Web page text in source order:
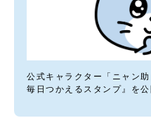
公式キャラクター「ニャン
毎日つかえるスタンプ』を